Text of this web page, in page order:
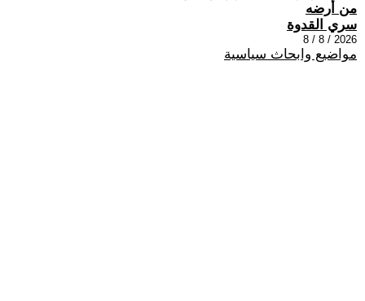
من أرضه
سري القدوة
2026 / 8 / 8
مواضيع وابحاث سياسية